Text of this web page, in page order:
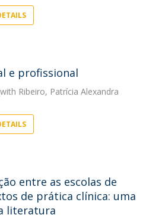
e profissional
Ribeiro, Patrícia Alexandra
entre as escolas de
de prática clínica: uma
literatura